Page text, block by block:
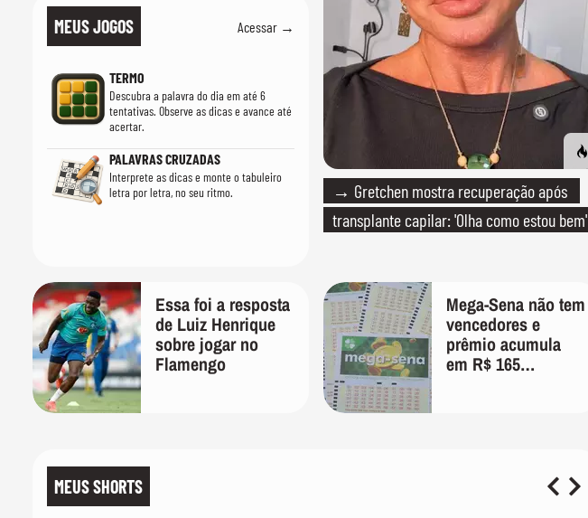
MEUS JOGOS Acessar →
TERMO
Descubra a palavra do dia em até 6
tentativas. Observe as dicas e avance até
acertar.
PALAVRAS CRUZADAS
Interprete as dicas e monte o tabuleiro
letra por letra, no seu ritmo.
→ Gretchen mostra recuperação após
transplante capilar: 'Olha como estou bem'
Essa foi a resposta
de Luiz Henrique
sobre jogar no
Flamengo
Mega-Sena não tem
vencedores e
prêmio acumula
em R$ 165
MEUS SHORTS